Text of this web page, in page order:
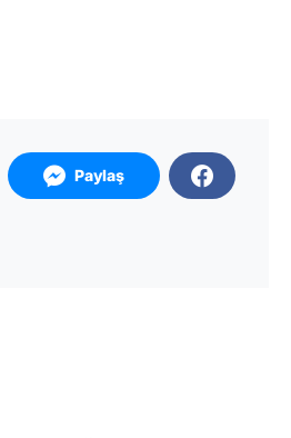
Paylaş